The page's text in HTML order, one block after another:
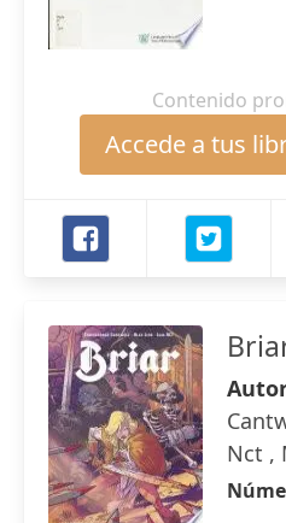
Contenido
Accede a tus
Nct ,